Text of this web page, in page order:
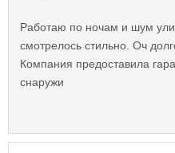
Работаю по ночам и шум
смотрелось стильно. Оч
Компания предоставила
снаружи